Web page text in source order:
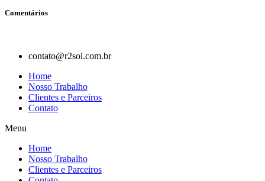
Comentários
contato@r2sol.com.br
Home
Nosso Trabalho
Clientes e Parceiros
Contato
Menu
Home
Nosso Trabalho
Clientes e Parceiros